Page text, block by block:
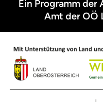
Ein Programm
Amt der OÖ